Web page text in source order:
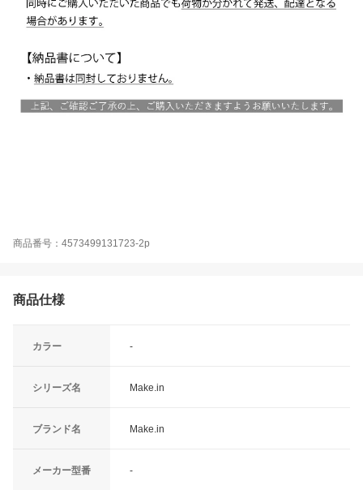
商品番号：4573499131723-2p
商品仕様
カラー -
シリーズ名 Make.in
ブランド名 Make.in
メーカー型番 -